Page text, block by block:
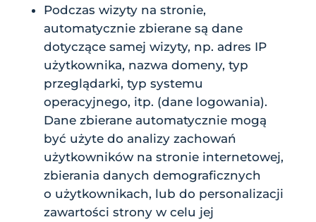
Podczas wizyty na stronie,
automatycznie zbierane są dane
dotyczące samej wizyty, np. adres IP
użytkownika, nazwa domeny, typ
przeglądarki, typ systemu
operacyjnego, itp. (dane logowania).
Dane zbierane automatycznie mogą
być użyte do analizy zachowań
użytkowników na stronie internetowej,
zbierania danych demograficznych
o użytkownikach, lub do personalizacji
zawartości strony w celu jej